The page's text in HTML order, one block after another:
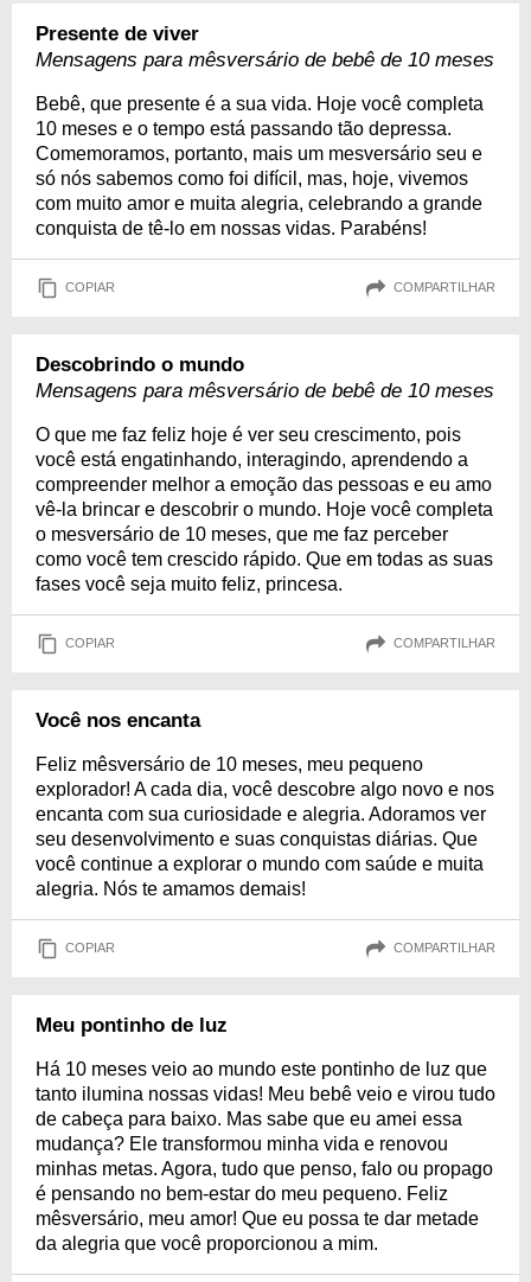
Presente de viver
Mensagens para mêsversário de bebê de 10 meses
Bebê, que presente é a sua vida. Hoje você completa
10 meses e o tempo está passando tão depressa.
Comemoramos, portanto, mais um mesversário seu e
só nós sabemos como foi difícil, mas, hoje, vivemos
com muito amor e muita alegria, celebrando a grande
conquista de tê-lo em nossas vidas. Parabéns!
COPIAR COMPARTILHAR
Descobrindo o mundo
Mensagens para mêsversário de bebê de 10 meses
O que me faz feliz hoje é ver seu crescimento, pois
você está engatinhando, interagindo, aprendendo a
compreender melhor a emoção das pessoas e eu amo
vê-la brincar e descobrir o mundo. Hoje você completa
o mesversário de 10 meses, que me faz perceber
como você tem crescido rápido. Que em todas as suas
fases você seja muito feliz, princesa.
COPIAR COMPARTILHAR
Você nos encanta
Feliz mêsversário de 10 meses, meu pequeno
explorador! A cada dia, você descobre algo novo e nos
encanta com sua curiosidade e alegria. Adoramos ver
seu desenvolvimento e suas conquistas diárias. Que
você continue a explorar o mundo com saúde e muita
alegria. Nós te amamos demais!
COPIAR COMPARTILHAR
Meu pontinho de luz
Há 10 meses veio ao mundo este pontinho de luz que
tanto ilumina nossas vidas! Meu bebê veio e virou tudo
de cabeça para baixo. Mas sabe que eu amei essa
mudança? Ele transformou minha vida e renovou
minhas metas. Agora, tudo que penso, falo ou propago
é pensando no bem-estar do meu pequeno. Feliz
mêsversário, meu amor! Que eu possa te dar metade
da alegria que você proporcionou a mim.